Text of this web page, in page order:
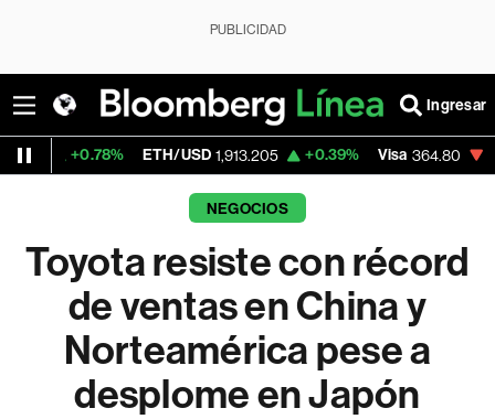
PUBLICIDAD
Ingresar
ETH/USD 1,913.205 +0.39% Visa 364.80 -1.53%
NEGOCIOS
Toyota resiste con récord
de ventas en China y
Norteamérica pese a
desplome en Japón